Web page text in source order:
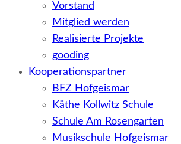
Vorstand
Mitglied werden
Realisierte Projekte
gooding
Kooperationspartner
BFZ Hofgeismar
Käthe Kollwitz Schule
Schule Am Rosengarten
Musikschule Hofgeismar